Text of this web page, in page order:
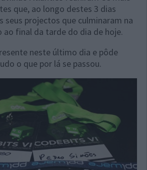
que, ao longo destes 3 dias
seus projectos que culminaram na
ao final da tarde do dia de hoje.
neste último dia e pôde
o que por lá se passou.